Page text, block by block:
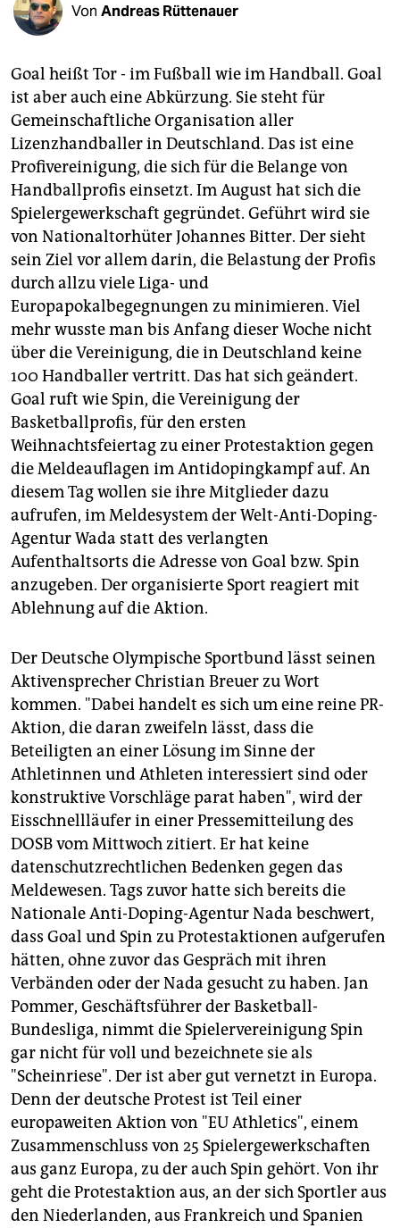
unterstützen
genossenschaft
epaper login
Von Andreas Rüttenauer
Goal heißt Tor - im Fußball wie im Handball. Goal
ist aber auch eine Abkürzung. Sie steht für
Gemeinschaftliche Organisation aller
Lizenzhandballer in Deutschland. Das ist eine
Profivereinigung, die sich für die Belange von
Handballprofis einsetzt. Im August hat sich die
Spielergewerkschaft gegründet. Geführt wird sie
von Nationaltorhüter Johannes Bitter. Der sieht
sein Ziel vor allem darin, die Belastung der Profis
durch allzu viele Liga- und
Europapokalbegegnungen zu minimieren. Viel
mehr wusste man bis Anfang dieser Woche nicht
über die Vereinigung, die in Deutschland keine
100 Handballer vertritt. Das hat sich geändert.
Goal ruft wie Spin, die Vereinigung der
Basketballprofis, für den ersten
Weihnachtsfeiertag zu einer Protestaktion gegen
die Meldeauflagen im Antidopingkampf auf. An
diesem Tag wollen sie ihre Mitglieder dazu
aufrufen, im Meldesystem der Welt-Anti-Doping-
Agentur Wada statt des verlangten
Aufenthaltsorts die Adresse von Goal bzw. Spin
anzugeben. Der organisierte Sport reagiert mit
Ablehnung auf die Aktion.
Der Deutsche Olympische Sportbund lässt seinen
Aktivensprecher Christian Breuer zu Wort
kommen. "Dabei handelt es sich um eine reine PR-
Aktion, die daran zweifeln lässt, dass die
Beteiligten an einer Lösung im Sinne der
Athletinnen und Athleten interessiert sind oder
konstruktive Vorschläge parat haben", wird der
Eisschnellläufer in einer Pressemitteilung des
DOSB vom Mittwoch zitiert. Er hat keine
datenschutzrechtlichen Bedenken gegen das
Meldewesen. Tags zuvor hatte sich bereits die
Nationale Anti-Doping-Agentur Nada beschwert,
dass Goal und Spin zu Protestaktionen aufgerufen
hätten, ohne zuvor das Gespräch mit ihren
Verbänden oder der Nada gesucht zu haben. Jan
Pommer, Geschäftsführer der Basketball-
Bundesliga, nimmt die Spielervereinigung Spin
gar nicht für voll und bezeichnete sie als
"Scheinriese". Der ist aber gut vernetzt in Europa.
Denn der deutsche Protest ist Teil einer
europaweiten Aktion von "EU Athletics", einem
Zusammenschluss von 25 Spielergewerkschaften
aus ganz Europa, zu der auch Spin gehört. Von ihr
geht die Protestaktion aus, an der sich Sportler aus
den Niederlanden, aus Frankreich und Spanien